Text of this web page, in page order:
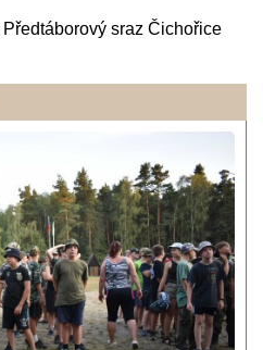
Předtáborový sraz Čichořice